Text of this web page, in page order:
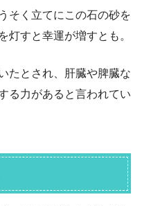
そく立てにこの石の砂を
灯すと幸運が増すとも。
たとされ、肝臓や脾臓な
る力があると言われてい